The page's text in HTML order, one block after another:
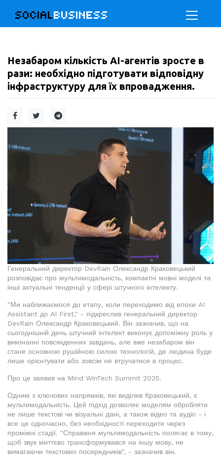
SOCIALBUSINESS
Незабаром кількість AI-агентів зросте в
рази: необхідно підготувати відповідну
інфраструктуру для їх впровадження.
Генеральний директор DevRain Олександр Краковецький
розповідає про мультимодальність, компактні мовні моделі та
інші актуальні тенденції у сфері штучного інтелекту.
"Ми наближаємося до етапу, коли переходимо від епохи AI
Assistant до AI First," - підкреслив генеральний директор
DevRain Олександр Краковецький. Він зазначив, що на
сьогоднішній день штучний інтелект виконує допоміжну роль у
виконанні повсякденних завдань, але вже незабаром він
стане основною рушійною силою технологій, де людина буде
лише орієнтувати або зовсім не втручатися в процес.
Про це заявив на Mind WinTech Summit 2025.
Одним з ключових напрямків, які виділив Краковецький, є
мультимодальність. Цей підхід дозволяє моделям обробляти
не лише текстові чи візуальні дані, а також відео та аудіо - і
все це одночасно, без необхідності переходити через
проміжні стадії. "Справжня мультимодальність полягає в тому,
щоб звук миттєво трансформувався на іншу мову, не
вимагаючи текстових посередників", - зазначив він.